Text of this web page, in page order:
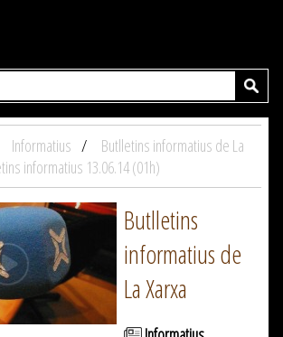
Informatius
Butlletins informatius de La
informatius 13.06.14 (01h)
Butlletins
informatius de
La Xarxa